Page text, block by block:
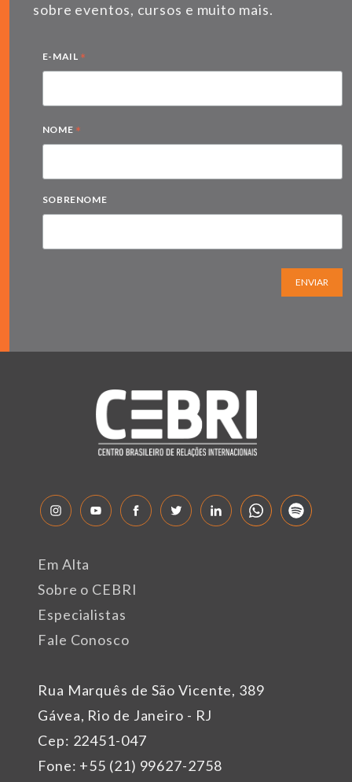
sobre eventos, cursos e muito mais.
E-MAIL *
NOME *
SOBRENOME
ENVIAR
Rua Marquês de São Vicente, 389
Gávea, Rio de Janeiro - RJ
Cep: 22451-047
Fone: +55 (21) 99627-2758
Em Alta
Sobre o CEBRI
Especialistas
Fale Conosco